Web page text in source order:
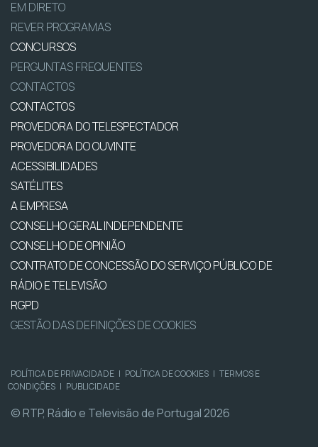
EM DIRETO
REVER PROGRAMAS
CONCURSOS
PERGUNTAS FREQUENTES
CONTACTOS
CONTACTOS
PROVEDORA DO TELESPECTADOR
PROVEDORA DO OUVINTE
ACESSIBILIDADES
SATÉLITES
A EMPRESA
CONSELHO GERAL INDEPENDENTE
CONSELHO DE OPINIÃO
CONTRATO DE CONCESSÃO DO SERVIÇO PÚBLICO DE
RÁDIO E TELEVISÃO
RGPD
GESTÃO DAS DEFINIÇÕES DE COOKIES
POLÍTICA DE PRIVACIDADE | POLÍTICA DE COOKIES | TERMOS E
CONDIÇÕES | PUBLICIDADE
© RTP, Rádio e Televisão de Portugal 2026